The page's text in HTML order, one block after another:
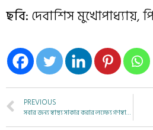
ছবি:দেবাশিস মুখোপাধ্যায়,
PREVIOUS
সবার জন্য স্বাস্থ্য সাকার করার লক্ষ্যে গণস্বাস্থ্য আন্দোলন